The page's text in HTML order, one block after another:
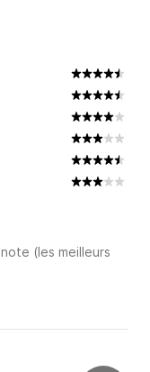
(les meilleurs